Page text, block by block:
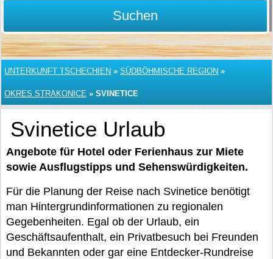
Suchen
UNTERKUNFT TSCHECHIEN » SÜDBÖHMISCHE REGION »
OKRES STRAKONICE » SVINETICE
Svinetice Urlaub
Angebote für Hotel oder Ferienhaus zur Miete
sowie Ausflugstipps und Sehenswürdigkeiten.
Für die Planung der Reise nach Svinetice benötigt
man Hintergrundinformationen zu regionalen
Gegebenheiten. Egal ob der Urlaub, ein
Geschäftsaufenthalt, ein Privatbesuch bei Freunden
und Bekannten oder gar eine Entdecker-Rundreise